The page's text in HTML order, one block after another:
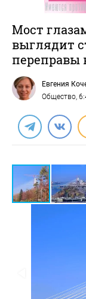
Мост
выглядит
переправы
Евгения
Общество,